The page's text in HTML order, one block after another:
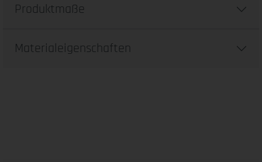
Produktmaße
Materialeigenschaften